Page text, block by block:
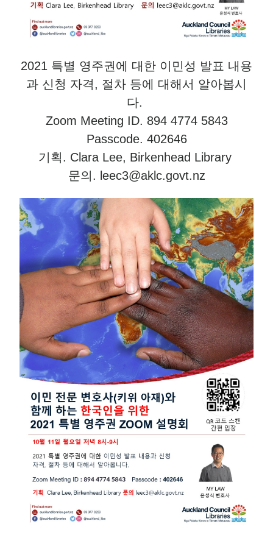
2021 특별 영주권에 대한 이민성 발표 내용
과 신청 자격, 절차 등에 대해서 알아봅시
다.
Zoom Meeting ID. 894 4774 5843
Passcode. 402646
기획. Clara Lee, Birkenhead Library
문의. leec3@aklc.govt.nz